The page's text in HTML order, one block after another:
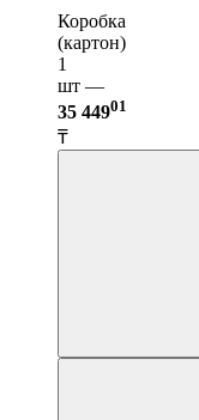
Коробка
(картон)
1
шт —
35 44901
₸